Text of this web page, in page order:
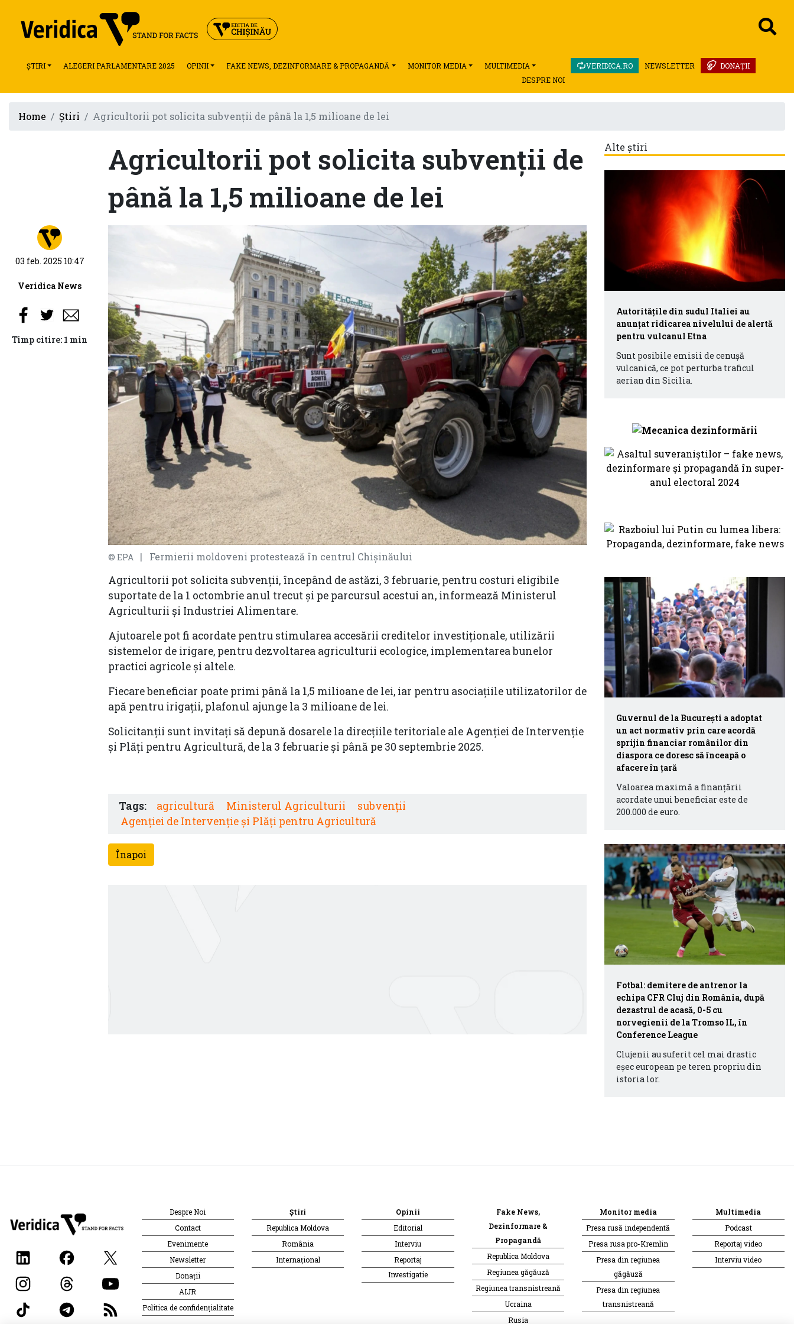
ȘTIRI ALEGERI PARLAMENTARE 2025 OPINII FAKE NEWS, DEZINFORMARE & PROPAGANDĂ MONITOR MEDIA MULTIMEDIA DONAȚII
NEWSLETTER
VERIDICA.RO
DESPRE NOI
Home Știri Agricultorii pot solicita subvenții de până la 1,5 milioane de lei
Agricultorii pot solicita subvenții de
până la 1,5 milioane de lei
© EPA | Fermierii moldoveni protestează în centrul Chișinăului
Agricultorii pot solicita subvenții, începând de astăzi, 3 februarie, pentru costuri eligibile
suportate de la 1 octombrie anul trecut și pe parcursul acestui an, informează Ministerul
Agriculturii și Industriei Alimentare.
Ajutoarele pot fi acordate pentru stimularea accesării creditelor investiționale, utilizării
sistemelor de irigare, pentru dezvoltarea agriculturii ecologice, implementarea bunelor
practici agricole și altele.
Fiecare beneficiar poate primi până la 1,5 milioane de lei, iar pentru asociațiile utilizatorilor de
apă pentru irigații, plafonul ajunge la 3 milioane de lei.
Solicitanții sunt invitați să depună dosarele la direcțiile teritoriale ale Agenției de Intervenție
și Plăți pentru Agricultură, de la 3 februarie și până pe 30 septembrie 2025.
Tags: agricultură Ministerul Agriculturii
subvenții
Agenției de Intervenție și Plăți pentru Agricultură
Înapoi
03 feb. 2025 10:47
Veridica News
Timp citire: 1 min
Alte știri
Autorităţile din sudul Italiei au
anunţat ridicarea nivelului de alertă
pentru vulcanul Etna
Sunt posibile emisii de cenuşă
vulcanică, ce pot perturba traficul
aerian din Sicilia.
Guvernul de la București a adoptat
un act normativ prin care acordă
sprijin financiar românilor din
diaspora ce doresc să înceapă o
afacere în țară
Valoarea maximă a finanţării
acordate unui beneficiar este de
200.000 de euro.
Fotbal: demitere de antrenor la
echipa CFR Cluj din România, după
dezastrul de acasă, 0-5 cu
norvegienii de la Tromso IL, în
Conference League
Clujenii au suferit cel mai drastic
eşec european pe teren propriu din
istoria lor.
Despre Noi
Contact
Evenimente
Newsletter
Donații
AIJR
Politica de confidențialitate
Știri
Republica Moldova
România
Internațional
Opinii
Editorial
Interviu
Reportaj
Investigatie
Fake News,
Dezinformare &
Propagandă
Republica Moldova
Regiunea găgăuză
Regiunea transnistreană
Ucraina
Rusia
Monitor media
Presa rusă independentă
Presa rusa pro-Kremlin
Presa din regiunea
găgăuză
Presa din regiunea
transnistreană
Multimedia
Podcast
Reportaj video
Interviu video